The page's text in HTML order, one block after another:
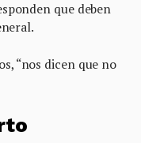
que deben
“nos dicen que no